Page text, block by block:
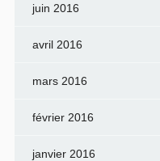
juin 2016
avril 2016
mars 2016
février 2016
janvier 2016